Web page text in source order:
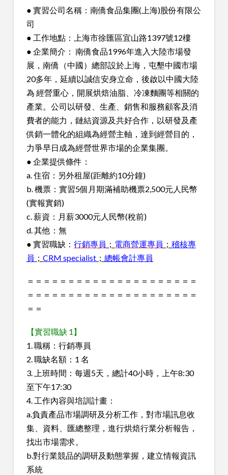
● 實習公司名稱：南僑食品集團(上海)股份有限公
司
● 工作地點：上海市徐匯區宜山路1397號12樓
● 企業簡介： 南僑食品1996年進入大陸市場發
展，南僑（中國）總部設於上海，屯墾中國市場
20多年，延續以誠信安身立命，後啟以中國大陸
為 經營重心，開展烘焙油脂、冷凍麵團等相關的
產業。公司以研發、生產、銷售和服務顧客及消
費者的能力，鏈結資源及共好合作，以研發及產
供銷一體化的組織為經營主軸，達到經營目的，
力爭早日成為經營世界市場的企業集團。
● 企業提供條件：
a. 住宿：另外租屋(距離約10分鐘)
b. 機票：實習5個月期滿補助機票2,500元人民幣
(實報實銷)
c. 薪資：月薪3000元人民幣(稅前)
d. 其他：無
● 實習職缺： 行銷專員 ； 電商營運專員 ； 稽核專
員 ； CRM specialist； 總帳會計專員
＝＝＝＝＝＝＝＝＝＝＝＝＝＝＝＝＝＝＝＝＝
＝＝＝＝＝＝＝＝＝＝＝＝＝＝＝＝＝＝＝＝＝
＝＝
【實習職缺 1】
1. 職稱：行銷專員
2. 職缺名額：1 名
3. 上班時間：每週5天，總計40小時，上午8:30
至下午17:30
4. 工作內容與培訓計畫：
a.負責產品市場調研及分析工作，對市場訊息收
集、資料、匯總整理，進行烘焙行業分析報告，
找出市場需求。
b.對行業競品的調研及動態掌握，建立情報資訊
系統